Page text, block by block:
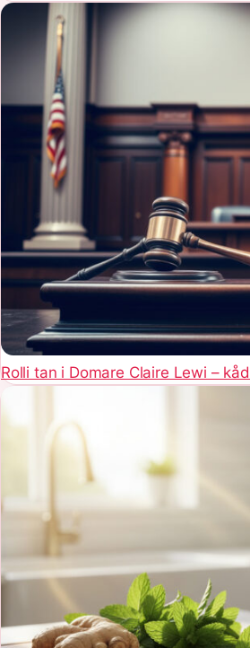
Rolli tan i Domare Claire Lewi –